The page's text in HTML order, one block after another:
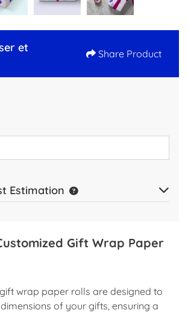
et
Share Product
Estimation
Gift Wrap Paper
wrap paper rolls are designed to
of your gifts, ensuring a